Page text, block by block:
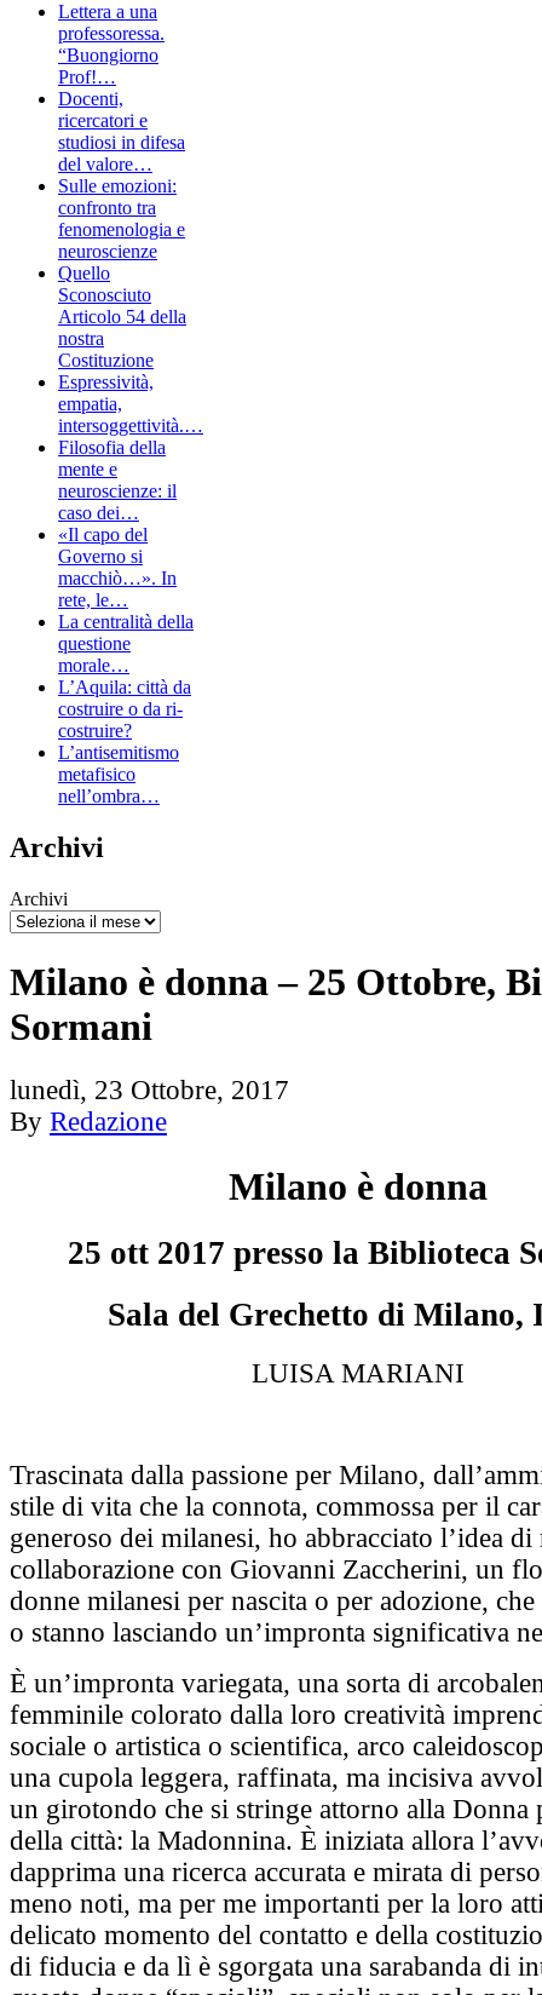
Lettera a una
professoressa.
“Buongiorno
Prof!…
Docenti,
ricercatori e
studiosi in difesa
del valore…
Sulle emozioni:
confronto tra
fenomenologia e
neuroscienze
Quello
Sconosciuto
Articolo 54 della
nostra
Costituzione
Espressività,
empatia,
intersoggettività.…
Filosofia della
mente e
neuroscienze: il
caso dei…
«Il capo del
Governo si
macchiò…». In
rete, le…
La centralità della
questione
morale…
L’Aquila: città da
costruire o da ri-
costruire?
L’antisemitismo
metafisico
nell’ombra…
Archivi
Archivi
Milano è donna – 25 Ottobre,
Sormani
lunedì, 23 Ottobre, 2017
By Redazione
Milano è donna
25 ott 2017 presso la Biblioteca
Sala del Grechetto di Milano,
LUISA MARIANI
Trascinata dalla passione per Milano,
stile di vita che la connota, commossa per il
generoso dei milanesi, ho abbracciato l’idea di
collaborazione con Giovanni Zaccherini, un
donne milanesi per nascita o per adozione,
o stanno lasciando un’impronta significativa
È un’impronta variegata, una sorta di
femminile colorato dalla loro creatività
sociale o artistica o scientifica, arco
una cupola leggera, raffinata, ma incisiva
un girotondo che si stringe attorno alla Donna
della città: la Madonnina. È iniziata allora
dapprima una ricerca accurata e mirata di
meno noti, ma per me importanti per la loro
delicato momento del contatto e della
di fiducia e da lì è sgorgata una sarabanda di